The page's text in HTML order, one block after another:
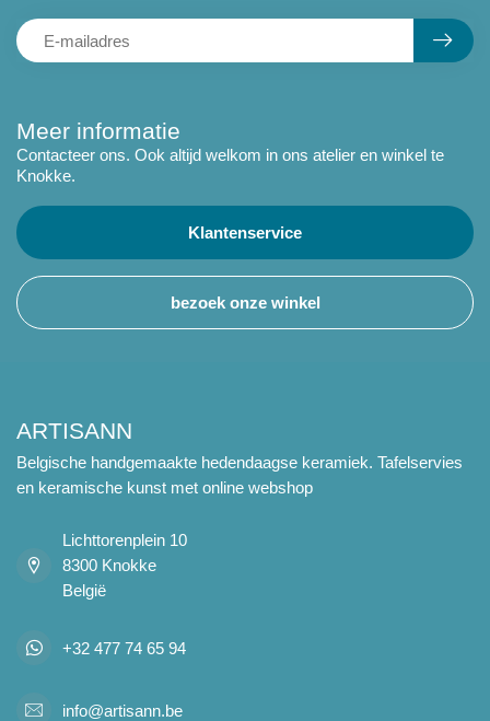
Meer informatie
Contacteer ons. Ook altijd welkom in ons atelier en winkel te
Knokke.
Klantenservice
bezoek onze winkel
ARTISANN
Belgische handgemaakte hedendaagse keramiek. Tafelservies
en keramische kunst met online webshop
Lichttorenplein 10
8300 Knokke
België
+32 477 74 65 94
info@artisann.be